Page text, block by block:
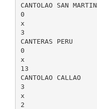
CANTOLAO SAN MARTIN
0
x
3
CANTERAS PERU
0
x
13
CANTOLAO CALLAO
3
x
2